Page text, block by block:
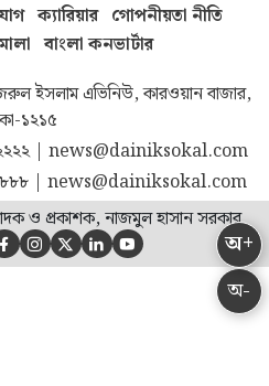
অ-
অ+
ক্যারিয়ার গোপনীয়তা নীতি
বাংলা কনভার্টার
ইসলাম এভিনিউ, কারওয়ান বাজার,
১২১৫
| news@dainiksokal.com
| news@dainiksokal.com
ও প্রকাশক, নাজমুল হাসান সরকার
    